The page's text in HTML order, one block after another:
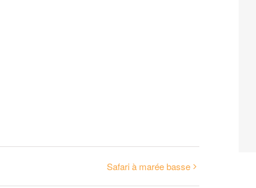
Safari à marée basse